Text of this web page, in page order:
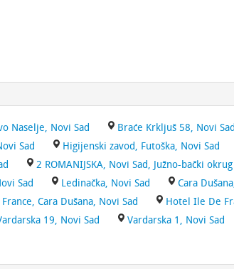
Naselje, Novi Sad Braće Krkljuš 58, Novi Sad
Sad Higijenski zavod, Futoška, Novi Sad
2 ROMANIJSKA, Novi Sad, Južno-bački okrug
Sad Ledinačka, Novi Sad
Cara
Cara Dušana, Novi Sad
Hotel Ile De
19, Novi Sad Vardarska 1, Novi Sad